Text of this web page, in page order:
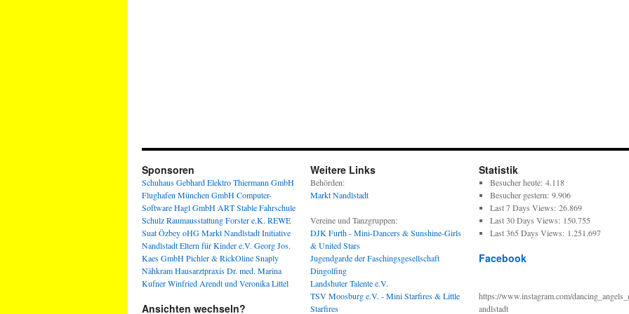
Sponsoren
Schuhaus GebhardElektro Thiermann GmbH
Flughafen München GmbHComputer-
Software Hagl GmbHART StableFahrschule
SchulzRaumausstattung Forster e.K. REWE
Suat Özbey oHGMarkt NandlstadtInitiative
Nandlstadt Eltern für Kinder e.V. Georg Jos.
Kaes GmbHPichler & RickOlineSnaply
NähkramHausarztpraxis Dr. med. Marina
KufnerWinfried Arendt und Veronika Littel
Ansichten wechseln?
Weitere Links
Behörden:
Markt Nandlstadt
Vereine und Tanzgruppen:
DJK Furth - Mini-Dancers & Sunshine-Girls
& United Stars
Jugendgarde der Faschingsgesellschaft
Dingolfing
Landshuter Talente e.V.
TSV Moosburg e.V. - Mini Starfires & Little
Starfires
Statistik
Besucher heute: 4.118
Besucher gestern: 9.906
Last 7 Days Views: 26.869
Last 30 Days Views: 150.755
Last 365 Days Views: 1.251.697
Facebook
https://www.instagram.com/
andlstadt